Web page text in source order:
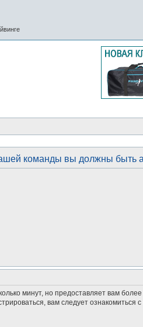
команды вы должны быть
минут, но предоставляет вам
вам следует